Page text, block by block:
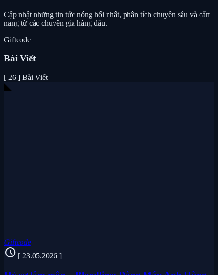
Cập nhật những tin tức nóng hổi nhất, phân tích chuyên sâu và cẩm
nang từ các chuyên gia hàng đầu.
Giftcode
Bài Viết
[ 26 ] Bài Viết
Giftcode
schedule [ 23.05.2026 ]